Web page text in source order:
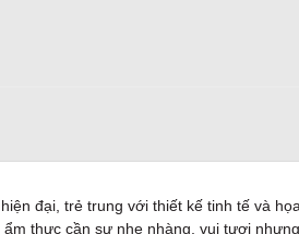
đại, trẻ trung với thiết kế tinh tế và
thực cần sự nhẹ nhàng, vui tươi